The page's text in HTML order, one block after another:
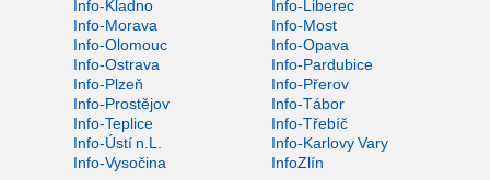
Info-Kladno
Info-Liberec
Info-Morava
Info-Most
Info-Olomouc
Info-Opava
Info-Ostrava
Info-Pardubice
Info-Plzeň
Info-Přerov
Info-Prostějov
Info-Tábor
Info-Teplice
Info-Třebíč
Info-Ústí n.L.
Info-Karlovy Vary
Info-Vysočina
InfoZlín